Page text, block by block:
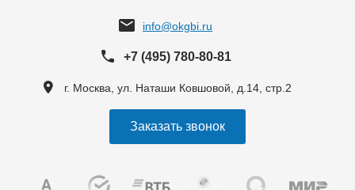
info@okgbi.ru
+7 (495) 780-80-81
г. Москва, ул. Наташи Ковшовой, д.14, стр.2
Заказать звонок